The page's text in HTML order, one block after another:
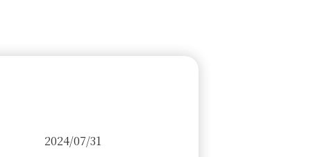
2024/07/31